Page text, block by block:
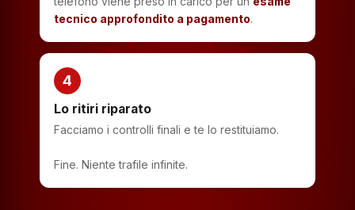
tecnico approfondito a pagamento.
4
Lo ritiri riparato
Facciamo i controlli finali e te lo restituiamo.
Fine. Niente trafile infinite.